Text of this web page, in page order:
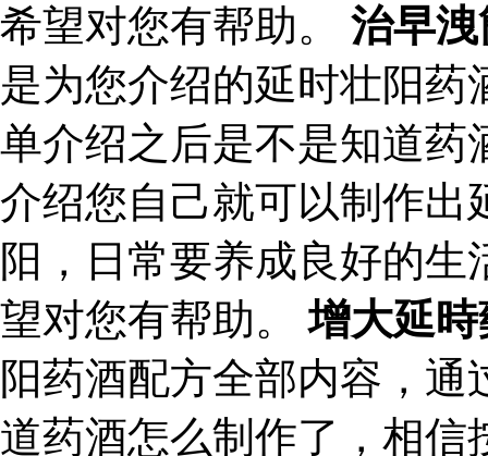
希望对您有帮助。 治早
是为您介绍的延时壮阳
单介绍之后是不是知道药
介绍您自己就可以制作出
阳，日常要养成良好的
望对您有帮助。增大延時
阳药酒配方全部内容，
道药酒怎么制作了，相信